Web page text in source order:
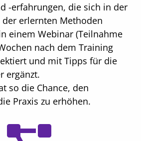
-erfahrungen, die sich in der
erlernten Methoden
einem Webinar (Teilnahme
nach dem Training
und mit Tipps für die
ergänzt.
so die Chance, den
Praxis zu erhöhen.